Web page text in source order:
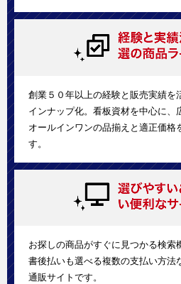
創業５０年以上の経験と販売実績を
インナップ化。看板資材を中心に、
オールインワンの品揃えと適正価格
す。
お探しの商品がすぐに見つかる検索
書後払いも選べる複数の支払い方法
通販サイトです。